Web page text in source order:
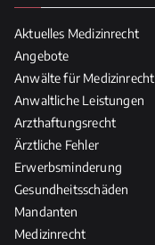
Aktuelles Medizinrecht
Angebote
Anwälte für Medizinrecht
Anwaltliche Leistungen
Arzthaftungsrecht
Ärztliche Fehler
Erwerbsminderung
Gesundheitsschäden
Mandanten
Medizinrecht